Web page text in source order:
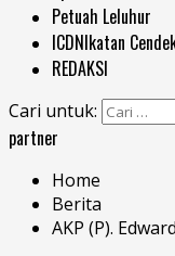
Petuah Leluhur
ICDNIkatan
REDAKSI
Cari untuk:
partner
Home
Berita
AKP (P).